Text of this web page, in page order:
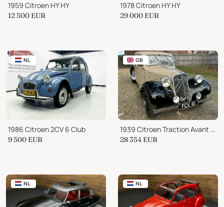
1959 Citroen HY HY
12 500 EUR
1978 Citroen HY HY
29 000 EUR
NL
1986 Citroen 2CV 6 Club
9 500 EUR
GB
1939 Citroen Traction Avant LIGHT 12
28 354 EUR
NL NL